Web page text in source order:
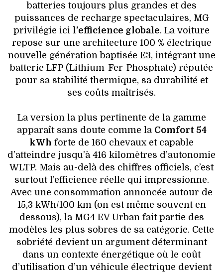
batteries toujours plus grandes et des
puissances de recharge spectaculaires, MG
privilégie ici l’efficience globale. La voiture
repose sur une architecture 100 % électrique
nouvelle génération baptisée E3, intégrant une
batterie LFP (Lithium-Fer-Phosphate) réputée
pour sa stabilité thermique, sa durabilité et
ses coûts maîtrisés.
La version la plus pertinente de la gamme
apparaît sans doute comme la Comfort 54
kWh forte de 160 chevaux et capable
d’atteindre jusqu’à 416 kilomètres d’autonomie
WLTP. Mais au-delà des chiffres officiels, c’est
surtout l’efficience réelle qui impressionne.
Avec une consommation annoncée autour de
15,3 kWh/100 km (on est même souvent en
dessous), la MG4 EV Urban fait partie des
modèles les plus sobres de sa catégorie. Cette
sobriété devient un argument déterminant
dans un contexte énergétique où le coût
d’utilisation d’un véhicule électrique devient